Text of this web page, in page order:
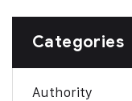
Categories
Authority